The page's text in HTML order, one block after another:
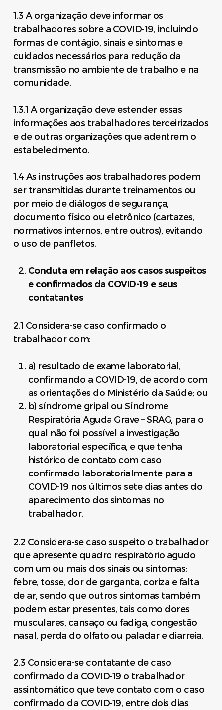
1.3 A organização deve informar os
trabalhadores sobre a COVID-19, incluindo
formas de contágio, sinais e sintomas e
cuidados necessários para redução da
transmissão no ambiente de trabalho e na
comunidade.
1.3.1 A organização deve estender essas
informações aos trabalhadores terceirizados
e de outras organizações que adentrem o
estabelecimento.
1.4 As instruções aos trabalhadores podem
ser transmitidas durante treinamentos ou
por meio de diálogos de segurança,
documento físico ou eletrônico (cartazes,
normativos internos, entre outros), evitando
o uso de panfletos.
Conduta em relação aos casos suspeitos
e confirmados da COVID-19 e seus
contatantes
2.1 Considera-se caso confirmado o
trabalhador com:
a) resultado de exame laboratorial,
confirmando a COVID-19, de acordo com
as orientações do Ministério da Saúde; ou
b) síndrome gripal ou Síndrome
Respiratória Aguda Grave – SRAG, para o
qual não foi possível a investigação
laboratorial específica, e que tenha
histórico de contato com caso
confirmado laboratorialmente para a
COVID-19 nos últimos sete dias antes do
aparecimento dos sintomas no
trabalhador.
2.2 Considera-se caso suspeito o trabalhador
que apresente quadro respiratório agudo
com um ou mais dos sinais ou sintomas:
febre, tosse, dor de garganta, coriza e falta
de ar, sendo que outros sintomas também
podem estar presentes, tais como dores
musculares, cansaço ou fadiga, congestão
nasal, perda do olfato ou paladar e diarreia.
2.3 Considera-se contatante de caso
confirmado da COVID-19 o trabalhador
assintomático que teve contato com o caso
confirmado da COVID-19, entre dois dias